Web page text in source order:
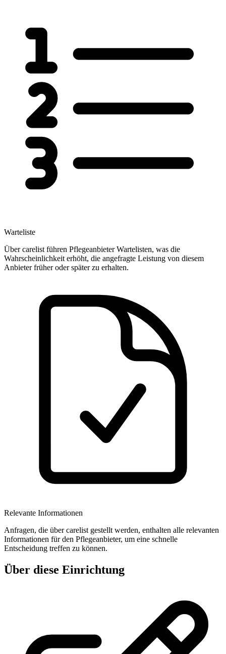
Warteliste
Über carelist führen Pflegeanbieter Wartelisten, was die
Wahrscheinlichkeit erhöht, die angefragte Leistung von diesem
Anbieter früher oder später zu erhalten.
Relevante Informationen
Anfragen, die über carelist gestellt werden, enthalten alle relevanten
Informationen für den Pflegeanbieter, um eine schnelle
Entscheidung treffen zu können.
Über diese Einrichtung